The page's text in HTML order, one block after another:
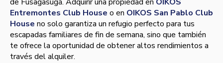
Entremontes Club House o en OIKOS San Pablo Club
House no solo garantiza un refugio perfecto para tus
escapadas familiares de fin de semana, sino que también
te ofrece la oportunidad de obtener altos rendimientos a
través del alquiler.